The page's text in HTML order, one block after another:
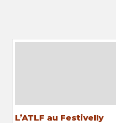
L’ATLF au Festivelly